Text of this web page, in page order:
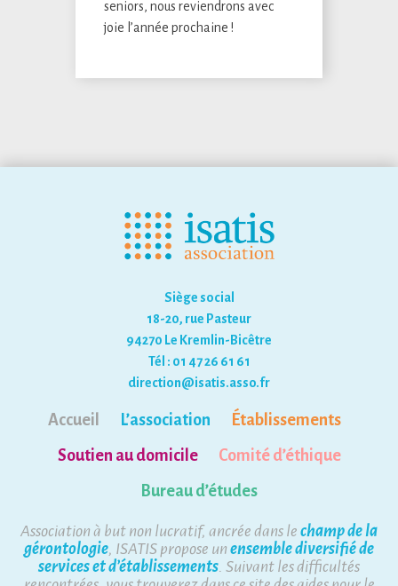
seniors, nous reviendrons avec
joie l’année prochaine !
Siège social
18-20, rue Pasteur
94270 Le Kremlin-Bicêtre
Tél : 01 47 26 61 61
direction@isatis.asso.fr
Accueil L’association
Établissements
Soutien au domicile
Comité d’éthique
Bureau d’études
Association à but non lucratif, ancrée dans le champ de la
gérontologie, ISATIS propose un ensemble diversifié de
services et d’établissements. Suivant les difficultés